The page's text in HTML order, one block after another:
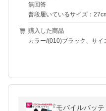
無回答
普段履いているサイズ：
購入した商品
カラー/(010)ブラック、サイ
モバイルバッ